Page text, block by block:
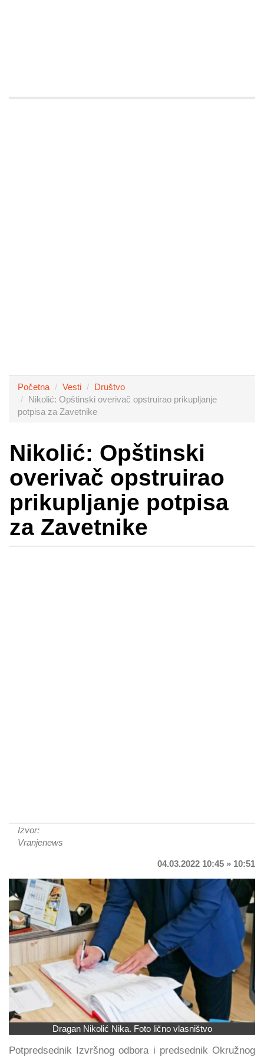
Početna Vesti
Društvo
Nikolić: Opštinski overivač opstruirao prikupljanje
potpisa za Zavetnike
Nikolić: Opštinski
overivač opstruirao
prikupljanje potpisa
za Zavetnike
Izvor:
Vranjenews
04.03.2022 10:45 » 10:51
Dragan Nikolić Nika. Foto lično vlasništvo
Potpredsednik Izvršnog odbora i predsednik Okružnog